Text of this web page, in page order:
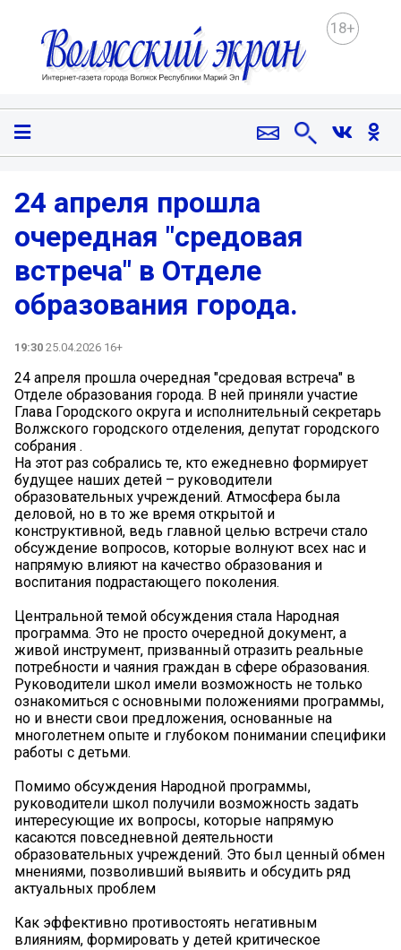
18+
24 апреля прошла
очередная "средовая
встреча" в Отделе
образования города.
19:30 25.04.2026 16+
24 апреля прошла очередная "средовая встреча" в
Отделе образования города. В ней приняли участие
Глава Городского округа и исполнительный секретарь
Волжского городского отделения, депутат городского
собрания .
На этот раз собрались те, кто ежедневно формирует
будущее наших детей – руководители
образовательных учреждений. Атмосфера была
деловой, но в то же время открытой и
конструктивной, ведь главной целью встречи стало
обсуждение вопросов, которые волнуют всех нас и
напрямую влияют на качество образования и
воспитания подрастающего поколения.
Центральной темой обсуждения стала Народная
программа. Это не просто очередной документ, а
живой инструмент, призванный отразить реальные
потребности и чаяния граждан в сфере образования.
Руководители школ имели возможность не только
ознакомиться с основными положениями программы,
но и внести свои предложения, основанные на
многолетнем опыте и глубоком понимании специфики
работы с детьми.
Помимо обсуждения Народной программы,
руководители школ получили возможность задать
интересующие их вопросы, которые напрямую
касаются повседневной деятельности
образовательных учреждений. Это был ценный обмен
мнениями, позволивший выявить и обсудить ряд
актуальных проблем
Как эффективно противостоять негативным
влияниям, формировать у детей критическое